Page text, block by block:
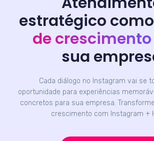
estratégico como
de crescimento
sua
Cada diálogo no Instagram vai se
oportunidade para experiências
concretos para sua empresa.
crescimento com Instagram +